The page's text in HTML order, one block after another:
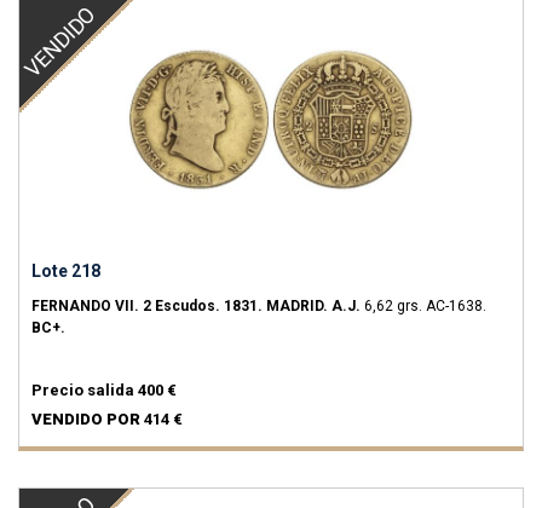
VENDIDO
Lote 218
FERNANDO VII. 2 Escudos. 1831. MADRID. A.J. 6,62 grs. AC-1638.
BC+.
Precio salida 400 €
VENDIDO POR 414 €